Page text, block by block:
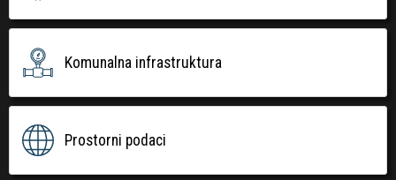
Komunalna infrastruktura
Prostorni podaci